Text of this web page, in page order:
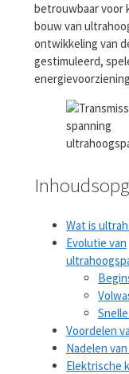
betrouwbaar voor
bouw van
ontwikkeling van
gestimuleerd,
Wat is
Evolutie van
Voordelen
Nadelen
Elektrische